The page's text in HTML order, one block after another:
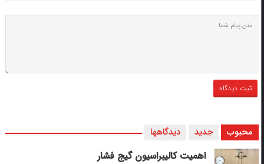
محبوب جدید دیدگاهها
اهمیت کالیبراسیون گیج فشار